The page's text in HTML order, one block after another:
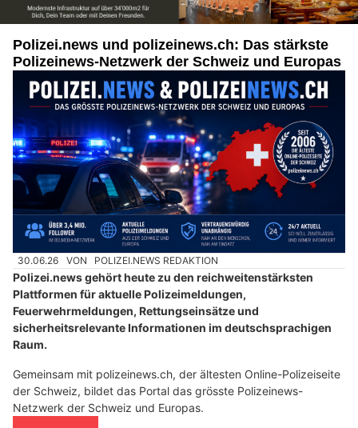
Polizei.news und polizeinews.ch: Das stärkste
Polizeinews-Netzwerk der Schweiz und Europas
30.06.26 VON POLIZEI.NEWS REDAKTION
Polizei.news gehört heute zu den reichweitenstärksten
Plattformen für aktuelle Polizeimeldungen,
Feuerwehrmeldungen, Rettungseinsätze und
sicherheitsrelevante Informationen im deutschsprachigen
Raum.
Gemeinsam mit polizeinews.ch, der ältesten Online-Polizeiseite
der Schweiz, bildet das Portal das grösste Polizeinews-
Netzwerk der Schweiz und Europas.